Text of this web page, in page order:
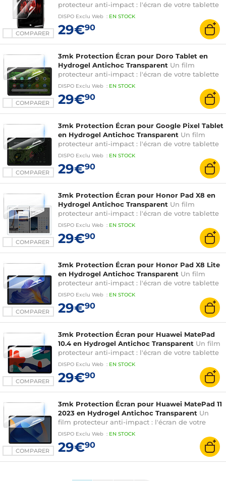
COMPARER
protecteur anti-impact : l'écran de votre tablette
est renforcé jusqu'à 300%
DISPO Exclu Web : EN STOCK
29€90
COMPARER
3mk Protection Écran pour Doro Tablet en
Hydrogel Antichoc Transparent Un film
protecteur anti-impact : l'écran de votre tablette
est renforcé jusqu'à 300%
DISPO Exclu Web : EN STOCK
29€90
COMPARER
3mk Protection Écran pour Google Pixel Tablet
en Hydrogel Antichoc Transparent Un film
protecteur anti-impact : l'écran de votre tablette
est renforcé jusqu'à 300%
DISPO Exclu Web : EN STOCK
29€90
COMPARER
3mk Protection Écran pour Honor Pad X8 en
Hydrogel Antichoc Transparent Un film
protecteur anti-impact : l'écran de votre tablette
est renforcé jusqu'à 300%
DISPO Exclu Web : EN STOCK
29€90
COMPARER
3mk Protection Écran pour Honor Pad X8 Lite
en Hydrogel Antichoc Transparent Un film
protecteur anti-impact : l'écran de votre tablette
est renforcé jusqu'à 300%
DISPO Exclu Web : EN STOCK
29€90
COMPARER
3mk Protection Écran pour Huawei MatePad
10.4 en Hydrogel Antichoc Transparent Un film
protecteur anti-impact : l'écran de votre tablette
est renforcé jusqu'à 300%
DISPO Exclu Web : EN STOCK
29€90
COMPARER
3mk Protection Écran pour Huawei MatePad 11
2023 en Hydrogel Antichoc Transparent Un
film protecteur anti-impact : l'écran de votre
tablette est renforcé jusqu'à 300%
DISPO Exclu Web : EN STOCK
29€90